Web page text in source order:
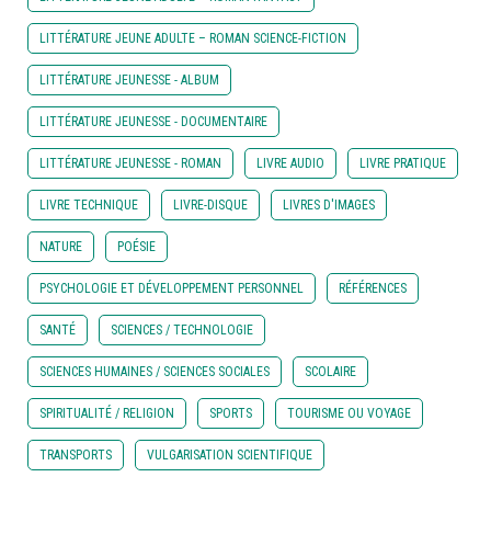
LITTÉRATURE JEUNE ADULTE – ROMAN SCIENCE-FICTION
LITTÉRATURE JEUNESSE - ALBUM
LITTÉRATURE JEUNESSE - DOCUMENTAIRE
LITTÉRATURE JEUNESSE - ROMAN LIVRE AUDIO LIVRE PRATIQUE
LIVRE TECHNIQUE LIVRE-DISQUE LIVRES D'IMAGES
NATURE POÉSIE
PSYCHOLOGIE ET DÉVELOPPEMENT PERSONNEL RÉFÉRENCES
SANTÉ SCIENCES / TECHNOLOGIE
SCIENCES HUMAINES / SCIENCES SOCIALES SCOLAIRE
SPIRITUALITÉ / RELIGION SPORTS TOURISME OU VOYAGE
TRANSPORTS VULGARISATION SCIENTIFIQUE